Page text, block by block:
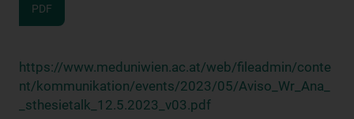
PDF
https://www.meduniwien.ac.at/web/fileadmin/conte
nt/kommunikation/events/2023/05/Aviso_Wr_Ana_
_sthesietalk_12.5.2023_v03.pdf